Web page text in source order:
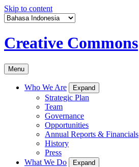
Skip to content
Creative Commons
Menu
Who We Are Expand
Strategic Plan
Team
Governance
Opportunities
Annual Reports & Financials
History
Press
What We Do
Expand